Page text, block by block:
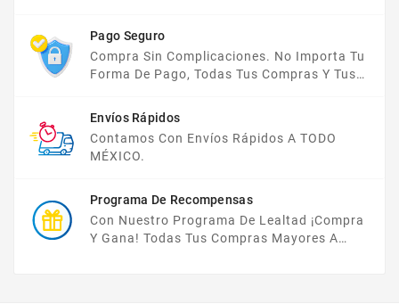
Pago Seguro
Compra Sin Complicaciones. No Importa Tu
Forma De Pago, Todas Tus Compras Y Tus
Envíos Rápidos
Contamos Con Envíos Rápidos A TODO
MÉXICO.
Programa De Recompensas
Con Nuestro Programa De Lealtad ¡compra
Y Gana! Todas Tus Compras Mayores A